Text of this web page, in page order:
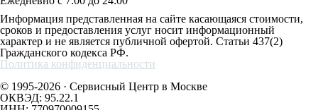
Информация представленная на сайте касающаяся стоимости,
сроков и предоставления услуг носит информационный
характер и не является публичной офертой. Статьи 437(2)
Гражданского кодекса РФ.
Политика конфиденциальности
© 1995-2026 · Сервисный Центр в Москве
ОКВЭД: 95.22.1